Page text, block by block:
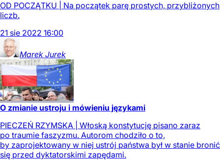
OD POCZĄTKU | Na początek parę prostych, przybliżonych
liczb.
21 sie 2022 16:00
Marek Jurek
O zmianie ustroju i mówieniu językami
PIECZEŃ RZYMSKA | Włoską konstytucję pisano zaraz
po traumie faszyzmu. Autorom chodziło o to,
by zaprojektowany w niej ustrój państwa był w stanie bronić
się przed dyktatorskimi zapędami.